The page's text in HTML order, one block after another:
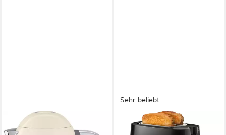
SMEG
Wasserkocher KLF03CREU
Sehr beliebt
PHILIPS
Toaster HD2581/90 Daily